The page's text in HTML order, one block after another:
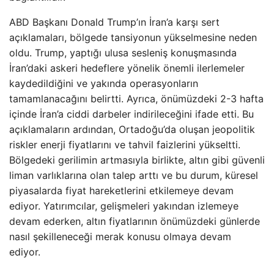
ABD Başkanı Donald Trump’ın İran’a karşı sert
açıklamaları, bölgede tansiyonun yükselmesine neden
oldu. Trump, yaptığı ulusa sesleniş konuşmasında
İran’daki askeri hedeflere yönelik önemli ilerlemeler
kaydedildiğini ve yakında operasyonların
tamamlanacağını belirtti. Ayrıca, önümüzdeki 2-3 hafta
içinde İran’a ciddi darbeler indirileceğini ifade etti. Bu
açıklamaların ardından, Ortadoğu’da oluşan jeopolitik
riskler enerji fiyatlarını ve tahvil faizlerini yükseltti.
Bölgedeki gerilimin artmasıyla birlikte, altın gibi güvenli
liman varlıklarına olan talep arttı ve bu durum, küresel
piyasalarda fiyat hareketlerini etkilemeye devam
ediyor. Yatırımcılar, gelişmeleri yakından izlemeye
devam ederken, altın fiyatlarının önümüzdeki günlerde
nasıl şekilleneceği merak konusu olmaya devam
ediyor.